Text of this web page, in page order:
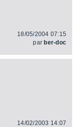
18/05/2004 07:15
par ber-doc
14/02/2003 14:07